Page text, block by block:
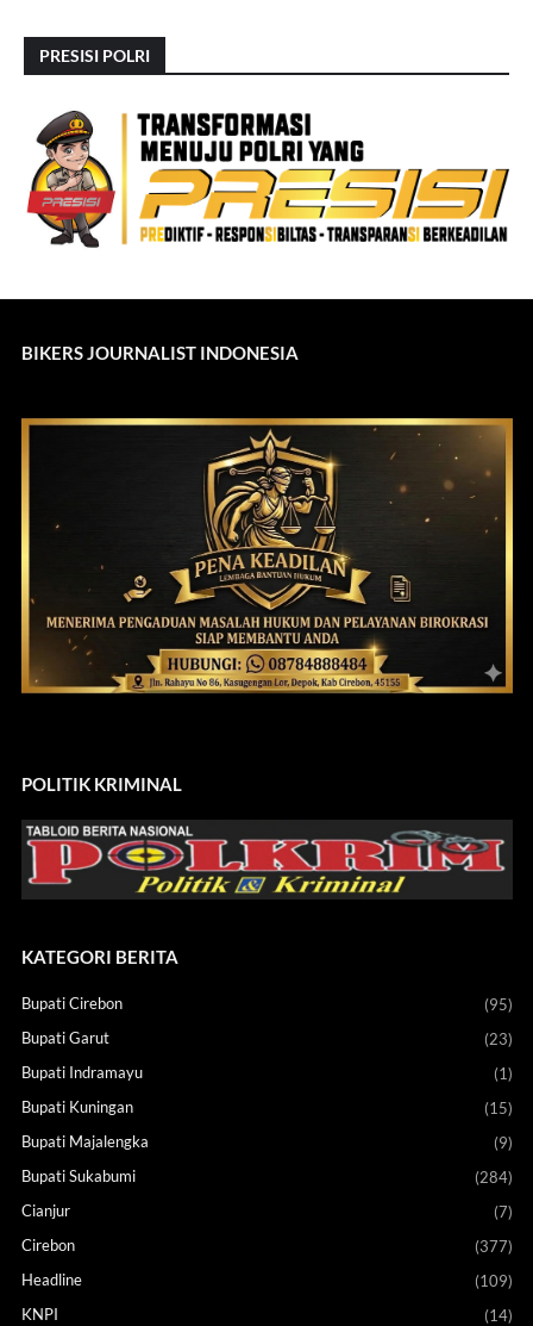
PRESISI POLRI
BIKERS JOURNALIST INDONESIA
POLITIK KRIMINAL
KATEGORI BERITA
Bupati Cirebon
(95)
Bupati Garut
(23)
Bupati Indramayu
(1)
Bupati Kuningan
(15)
Bupati Majalengka
(9)
Bupati Sukabumi
(284)
Cianjur
(7)
Cirebon
(377)
Headline
(109)
KNPI
(14)